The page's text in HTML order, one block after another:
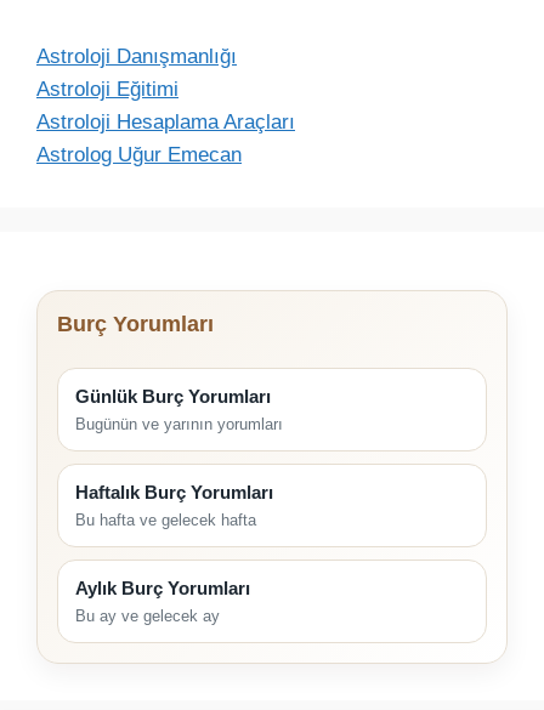
Astroloji Danışmanlığı
Astroloji Eğitimi
Astroloji Hesaplama Araçları
Astrolog Uğur Emecan
Burç Yorumları
Günlük Burç Yorumları
Bugünün ve yarının yorumları
Haftalık Burç Yorumları
Bu hafta ve gelecek hafta
Aylık Burç Yorumları
Bu ay ve gelecek ay